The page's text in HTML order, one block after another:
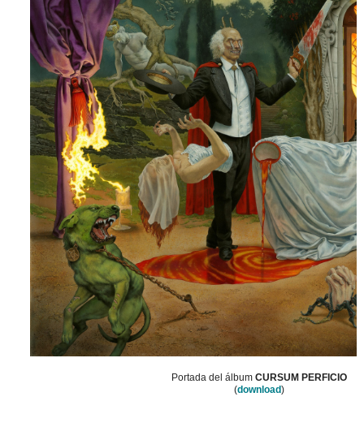
Portada del álbum CURSUM PERFICIO
(download)